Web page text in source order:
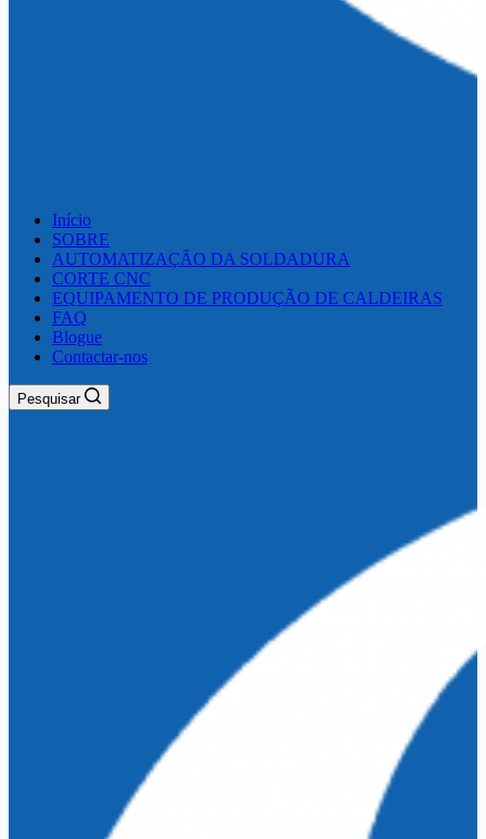
Início
SOBRE
AUTOMATIZAÇÃO DA SOLDADURA
CORTE CNC
EQUIPAMENTO DE PRODUÇÃO DE CALDEIRAS
FAQ
Blogue
Contactar-nos
Pesquisar